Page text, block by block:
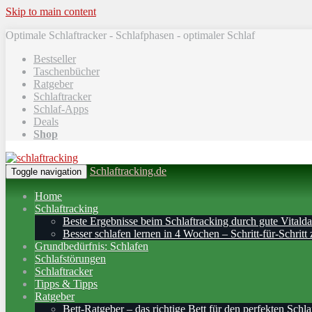
Skip to main content
Optimale Schlaftracker - Schlafphasen - optimaler Schlaf
Bestseller
Taschenbücher
Ratgeber
Schlaftracker
Schlaf-Apps
Deals
Shop
Toggle navigation Schlaftracking.de
Home
Schlaftracking
Beste Ergebnisse beim Schlaftracking durch gute
Besser schlafen lernen in 4 Wochen – Schritt‑für‑Schritt
Grundbedürfnis: Schlafen
Schlafstörungen
Schlaftracker
Tipps & Tipps
Ratgeber
Bett-Ratgeber – das richtige Bett für den perfekten